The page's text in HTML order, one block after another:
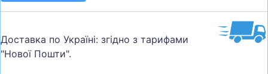
Доставка по Україні: згідно з тарифами
"Нової Пошти".